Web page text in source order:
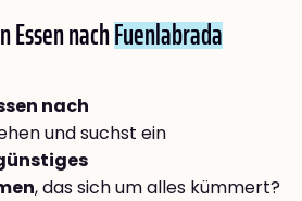
nachFuenlabrada
nach
und suchst ein
, das sich um alles kümmert?